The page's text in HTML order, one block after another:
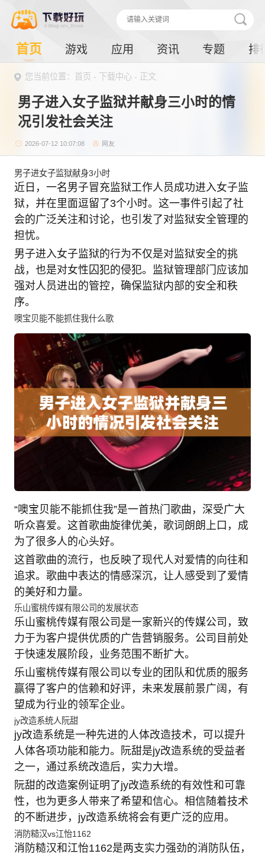
首页 游戏 应用 资讯 专题 排
您当前位置：首页 - 下载中心 - 正文
男子进入女子监狱并献身三小时的情
况引发社会关注
2026-07-12 10:07:08 网友
男子进女子监狱献身3小时
近日，一名男子冒充监狱工作人员成功进入女子监
狱，并在里面逗留了3个小时。这一事件引起了社
会的广泛关注和讨论，也引发了对监狱安全管理的
担忧。
男子进入女子监狱的行为不仅是对监狱安全的挑
战，也是对女性囚犯的侵犯。监狱管理部门应该加
强对人员进出的管控，确保监狱内部的安全和秩
序。
噢宝贝能不能抓住我什么歌
“噢宝贝能不能抓住我”是一首热门歌曲，深受广大
听众喜爱。这首歌曲旋律优美，歌词朗朗上口，成
为了很多人的心头好。
这首歌曲的流行，也反映了现代人对爱情的向往和
追求。歌曲中表达的情感深沉，让人感受到了爱情
的美好和力量。
乐山蜜桃传媒有限公司的发展状态
乐山蜜桃传媒有限公司是一家新兴的传媒公司，致
力于为客户提供优质的广告营销服务。公司目前处
于快速发展阶段，业务范围不断扩大。
乐山蜜桃传媒有限公司以专业的团队和优质的服务
赢得了客户的信赖和好评，未来发展前景广阔，有
望成为行业的领军企业。
jy改造系统人阮甜
jy改造系统是一种先进的人体改造技术，可以提升
人体各项功能和能力。阮甜是jy改造系统的受益者
之一，通过系统改造后，实力大增。
阮甜的改造案例证明了jy改造系统的有效性和可靠
性，也为更多人带来了希望和信心。相信随着技术
的不断进步，jy改造系统将会有更广泛的应用。
消防糙汉vs江怡1162
消防糙汉和江怡1162是两支实力强劲的消防队伍，